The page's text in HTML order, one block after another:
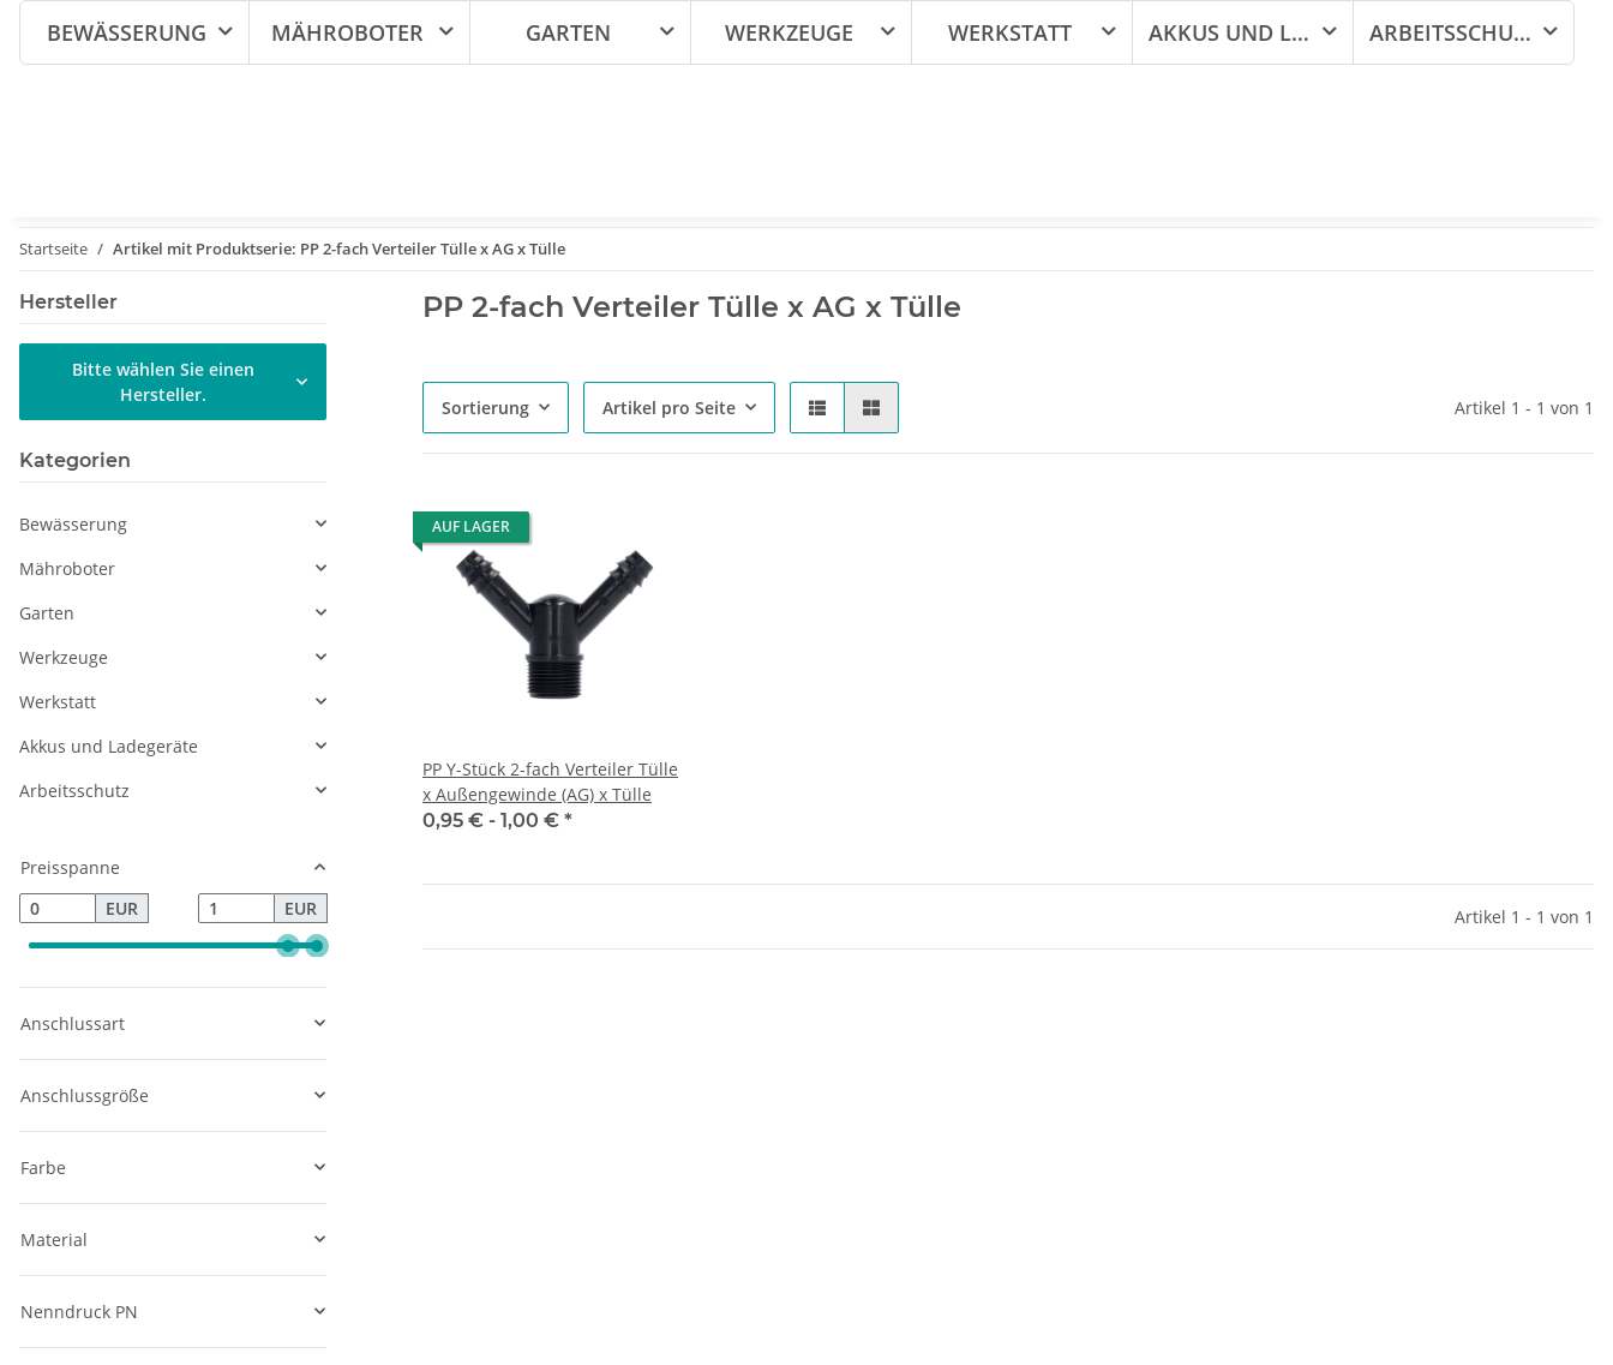
BEWÄSSERUNG MÄHROBOTER GARTEN WERKZEUGE WERKSTATT AKKUS UND LADEGERÄTE ARBEITSSCHUTZ
Startseite Artikel mit Produktserie: PP 2-fach Verteiler Tülle x AG x Tülle
PP 2-fach Verteiler Tülle x AG x Tülle
Sortierung Artikel pro Seite Artikel 1 - 1 von 1
AUF LAGER
PP Y-Stück 2-fach Verteiler Tülle
x Außengewinde (AG) x Tülle
0,95 € - 1,00 € *
Artikel 1 - 1 von 1
Hersteller
Bitte wählen Sie einen
Hersteller.
Kategorien
Bewässerung
Mähroboter
Garten
Werkzeuge
Werkstatt
Akkus und Ladegeräte
Arbeitsschutz
Preisspanne
EUR
EUR
Anschlussart
Anschlussgröße
Farbe
Material
Nenndruck PN